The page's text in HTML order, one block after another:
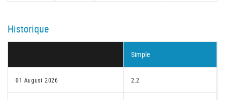
Historique
Simple
01 August 2026 2.2